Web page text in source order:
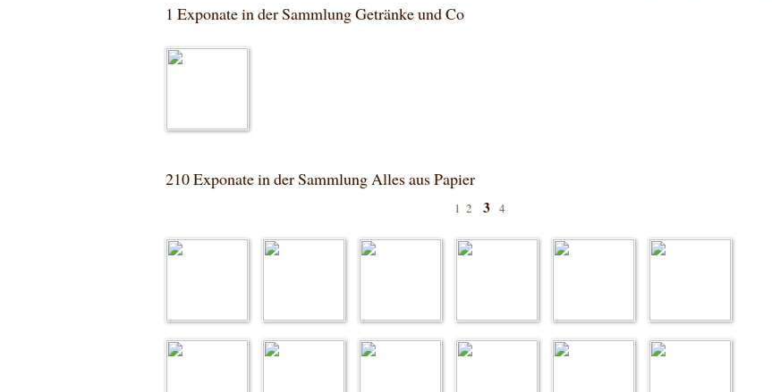
1 Exponate in der Sammlung Getränke und Co
210 Exponate in der Sammlung Alles aus Papier
1 2 3 4